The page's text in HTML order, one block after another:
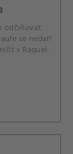
odčiňovat.
se nedaří
s Raquel.